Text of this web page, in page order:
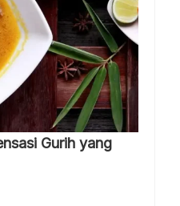
Gurih yang